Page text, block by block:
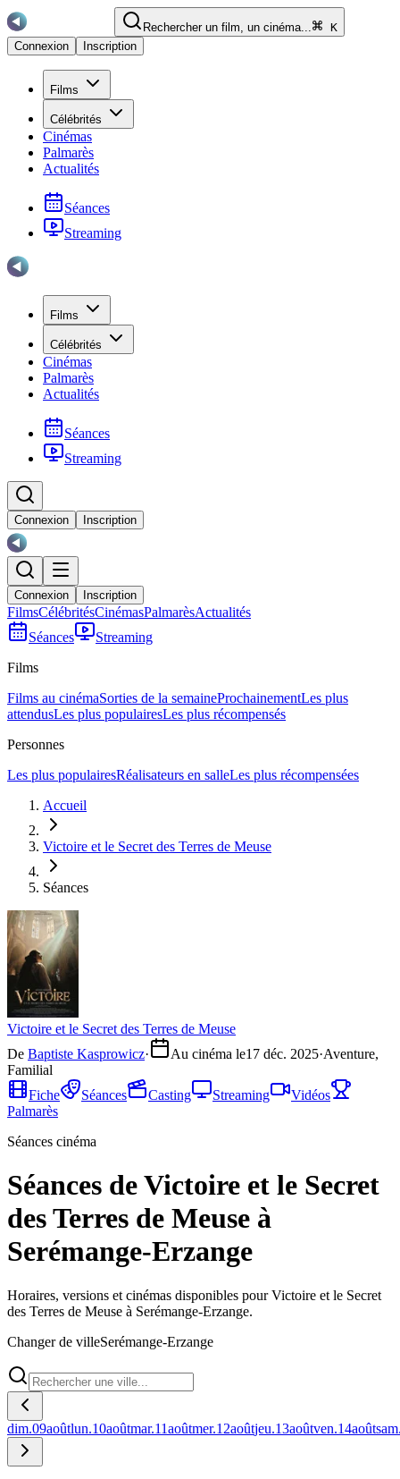
Rechercher un film, un cinéma...
K
Connexion
Inscription
Films
Célébrités
Cinémas
Palmarès
Actualités
Séances
Streaming
Films
Célébrités
Cinémas
Palmarès
Actualités
Séances
Streaming
Connexion Inscription
Connexion Inscription
FilmsCélébritésCinémasPalmarèsActualités
Séances
Streaming
Films
Films au cinémaSorties de la semaineProchainementLes plus
attendusLes plus populairesLes plus récompensés
Personnes
Les plus populairesRéalisateurs en salleLes plus récompensées
Accueil
Victoire et le Secret des Terres de Meuse
Séances
Victoire et le Secret des Terres de Meuse
De Baptiste Kasprowicz· Au cinéma le17 déc. 2025·Aventure,
Familial
Fiche
Séances Casting Streaming
Vidéos
Palmarès
Séances cinéma
Séances de Victoire et le Secret
des Terres de Meuse à
Serémange-Erzange
Horaires, versions et cinémas disponibles pour Victoire et le Secret
des Terres de Meuse à Serémange-Erzange.
Changer de villeSerémange-Erzange
dim.09aoûtlun.10aoûtmar.11aoûtmer.12aoûtjeu.13aoûtven.14août